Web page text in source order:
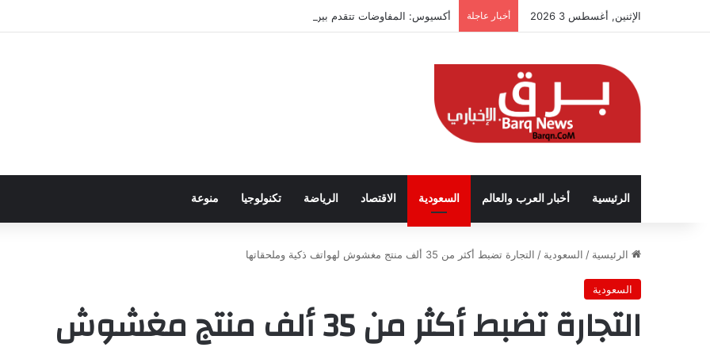
الإثنين, أغسطس 3 2026 أخبار عاجلة أكسيوس: المفاوضات تتقدم بين عُمان وإيران بشأن هرمز
الرئيسية أخبار العرب والعالم السعودية الاقتصاد الرياضة تكنولوجيا منوعة
الرئيسية / السعودية / التجارة تضبط أكثر من 35 ألف منتج مغشوش لهواتف ذكية وملحقاتها
السعودية
التجارة تضبط أكثر من 35 ألف منتج مغشوش